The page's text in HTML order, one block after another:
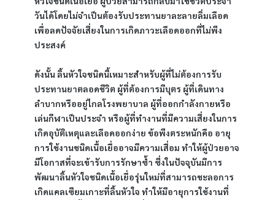
วันได้โดยไม่จำเป็นต้องรับประทานยาละลายลิ่มเลือด
เพื่อลดปัจจัยเสี่ยงในการเกิดภาวะเลือดออกที่ไม่พึง
ประสงค์
ดังนั้น ลิ้นหัวใจชนิดนี้เหมาะสำหรับผู้ที่ไม่ต้องการรับ
ประทานยาตลอดชีวิต ผู้ที่ต้องการมีบุตร ผู้ที่เดินทาง
ลำบากหรืออยู่ไกลโรงพยาบาล ผู้ที่ออกกำลังกายหรือ
เล่นกีฬาเป็นประจำ หรือผู้ที่ทำงานที่มีความเสี่ยงในการ
เกิดอุบัติเหตุและเลือดออกง่าย ข้อพึงตระหนักคือ อายุ
การใช้งานชนิดเนื้อเยื่ออาจมีความเสื่อม ทำให้ผู้ป่วยอาจ
มีโอกาสที่จะเข้ารับการรักษาซ้ำ ซึ่งในปัจจุบันมีการ
พัฒนาลิ้นหัวใจชนิดเนื้อเยื่อรุ่นใหม่ที่สามารถชะลอการ
เกิดแคลเซียมเกาะที่ลิ้นหัวใจ ทำให้มีอายุการใช้งานที่